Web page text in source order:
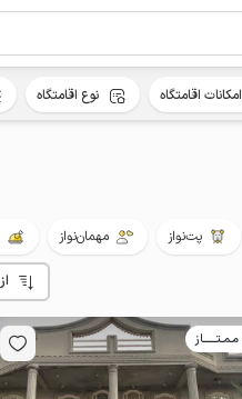
پت‌نواز مهمان‌نواز
مـمـتــــــاز
امکانات اقامتگاه نوع اقامتگاه